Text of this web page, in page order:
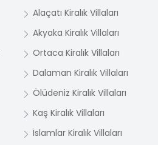
Alaçatı Kiralık Villaları
Akyaka Kiralık Villaları
Ortaca Kiralık Villaları
Dalaman Kiralık Villaları
Ölüdeniz Kiralık Villaları
Kaş Kiralık Villaları
İslamlar Kiralık Villaları